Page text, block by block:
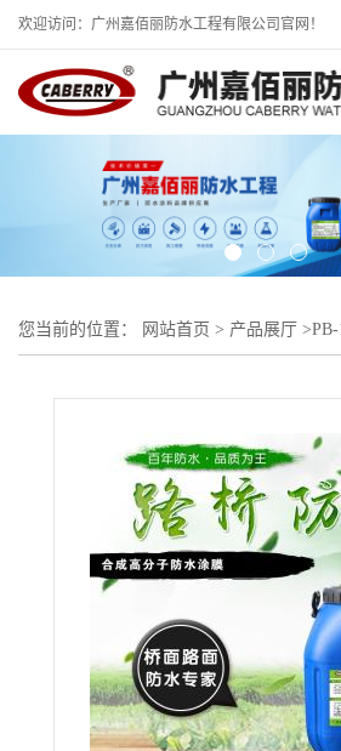
欢迎访问：广州嘉佰丽防水工程有限公司官网！
您当前的位置： 网站首页 > 产品展厅 >